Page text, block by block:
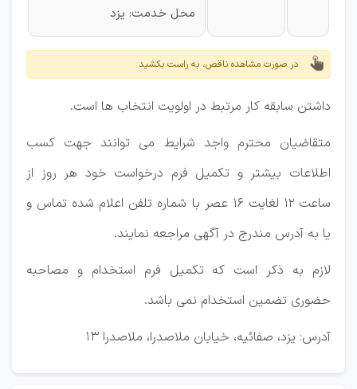
محل خدمت: یزد
در صورت مشاهده ناقص، به راست بکشید
داشتن سابقه کار مرتبط در اولویت انتخاب ها است.
متقاضیان محترم واجد شرایط می توانند جهت کسب
اطلاعات بیشتر و تکمیل فرم درخواست خود هر روز از
ساعت 12 لغایت 16 عصر با شماره تلفن اعلام شده تماس و
یا به آدرس مندرج در آگهی مراجعه نمایند.
لازم به ذکر است که تکمیل فرم استخدام و مصاحبه
حضوری تضمین استخدام نمی باشد.
آدرس: یزد، صفائیه، خیابان ملاصدرا، ملاصدرا 13